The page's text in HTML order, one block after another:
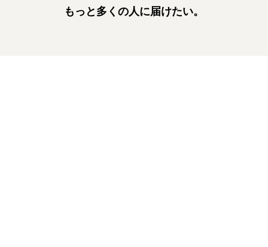
もっと多くの人に届けたい。